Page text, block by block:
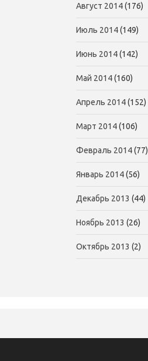
Август 2014(176)
Июль 2014(149)
Июнь 2014(142)
Май 2014(160)
Апрель 2014(152)
Март 2014(106)
Февраль 2014(77)
Январь 2014(56)
Декабрь 2013 (44)
Ноябрь 2013 (26)
Октябрь 2013 (2)